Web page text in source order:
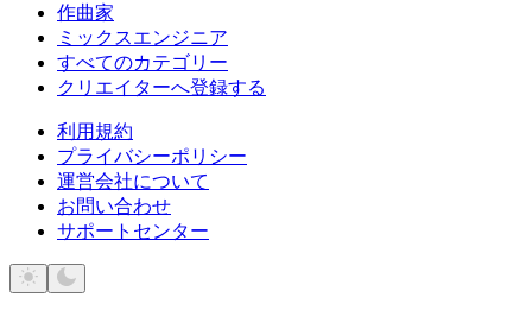
作曲家
ミックスエンジニア
すべてのカテゴリー
クリエイターへ登録する
利用規約
プライバシーポリシー
運営会社について
お問い合わせ
サポートセンター